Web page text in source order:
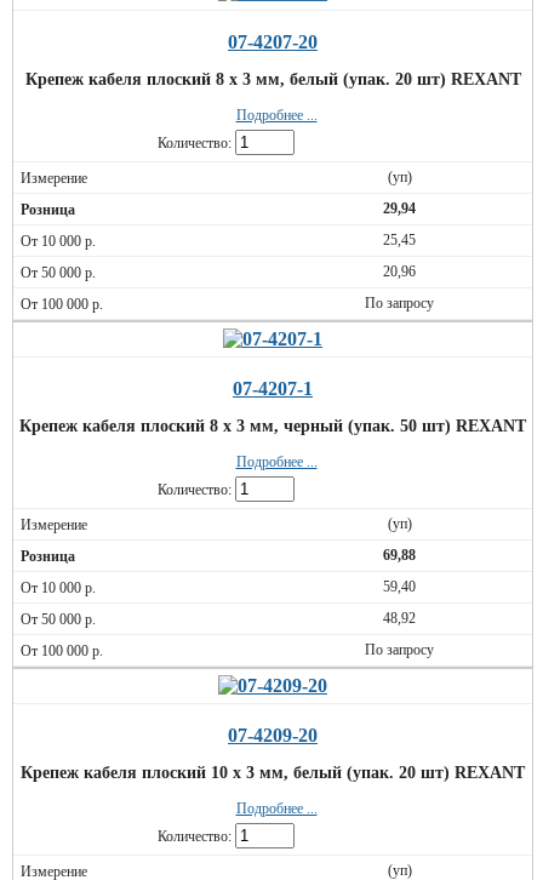
07-4207-20
Крепеж кабеля плоский 8 х 3 мм, белый (упак. 20 шт) REXANT
Подробнее ...
Количество:
(уп)
29,94
25,45
20,96
По запросу
07-4207-1
Крепеж кабеля плоский 8 х 3 мм, черный (упак. 50 шт) REXANT
Подробнее ...
Количество:
(уп)
69,88
59,40
48,92
По запросу
07-4209-20
Крепеж кабеля плоский 10 х 3 мм, белый (упак. 20 шт) REXANT
Подробнее ...
Количество:
(уп)